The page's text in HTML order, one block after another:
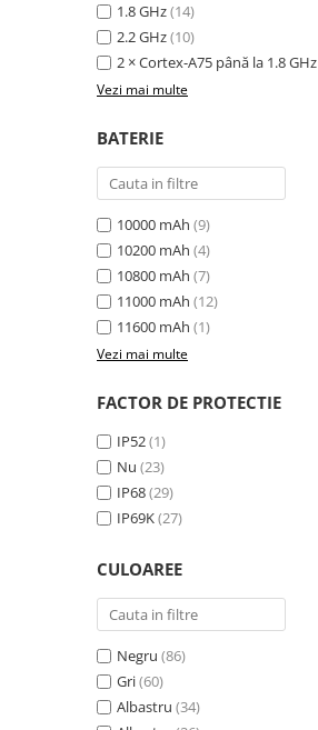
1.8 GHz(14)
2.2 GHz(10)
2 × Cortex-A75 până la 1.8 GHz
Vezi mai multe
BATERIE
10000 mAh (9)
10200 mAh (4)
10800 mAh (7)
11000 mAh (12)
11600 mAh (1)
Vezi mai multe
FACTOR DE PROTECTIE
IP52(1)
Nu (23)
IP68(29)
IP69K(27)
CULOAREE
Negru (86)
Gri(60)
Albastru (34)